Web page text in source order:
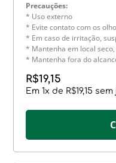
Precauções:
* Uso externo
* Evite contato com os
* Em caso de irritação,
* Mantenha em local
* Mantenha fora do
R$19,15
Em1x de R$19,15 sem